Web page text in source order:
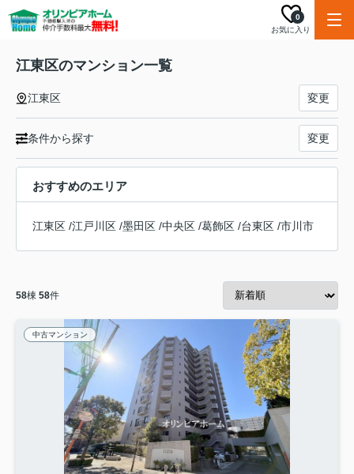
お気に入り
0
江東区のマンション一覧
江東区 変更
条件から探す 変更
おすすめのエリア
江東区 /江戸川区 /墨田区 /中央区 /葛飾区 /台東区 /市川市
58棟 58件
中古マンション